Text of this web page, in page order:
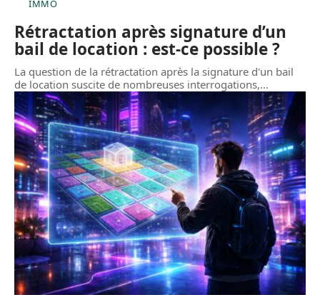
IMMO
Rétractation après signature d’un
bail de location : est-ce possible ?
La question de la rétractation après la signature d'un bail
de location suscite de nombreuses interrogations,…